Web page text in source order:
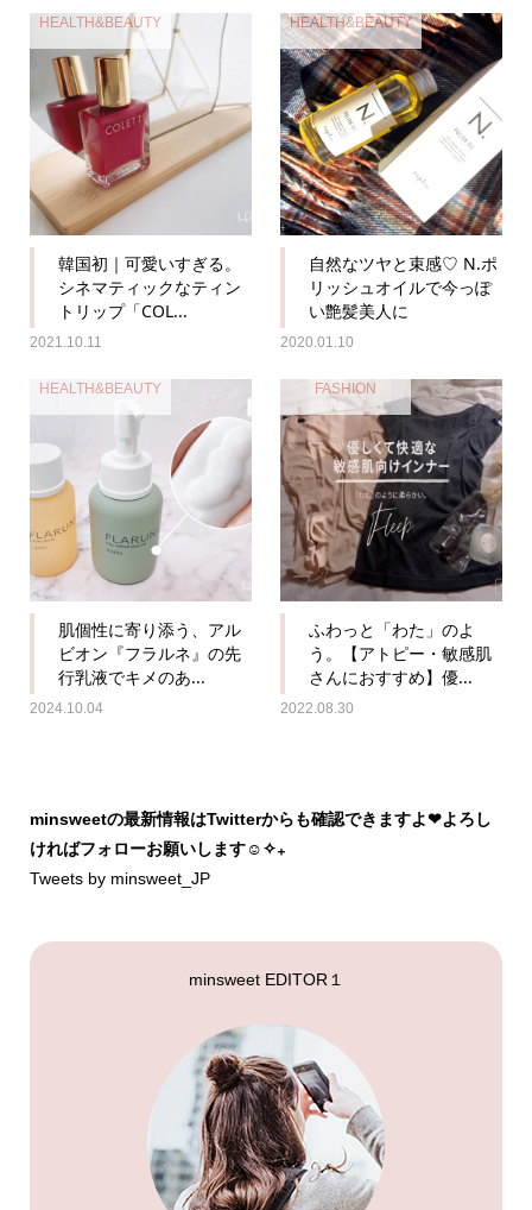
HEALTH&BEAUTY
韓国初｜可愛いすぎる。
シネマティックなティン
トリップ「COL...
2021.10.11
HEALTH&BEAUTY
自然なツヤと束感♡ N.ポ
リッシュオイルで今っぽ
い艶髪美人に
2020.01.10
HEALTH&BEAUTY
肌個性に寄り添う、アル
ビオン『フラルネ』の先
行乳液でキメのあ...
2024.10.04
FASHION
ふわっと「わた」のよ
う。【アトピー・敏感肌
さんにおすすめ】優...
2022.08.30
minsweetの最新情報はTwitterからも確認できますよ❤︎よろし
ければフォローお願いします☺︎✧₊
Tweets by minsweet_JP
minsweet EDITOR１